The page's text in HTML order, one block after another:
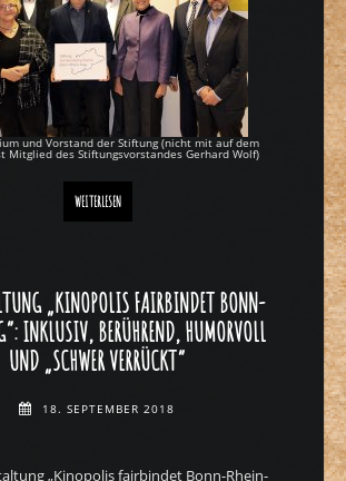
und Vorstand der Stiftung (nicht mit auf dem
Mitglied des Stiftungsvorstandes Gerhard Wolf)
WEITERLESENBONNER VEREIN FÜR GEMEINDENAHE PSYCHIATRIE
„KINOPOLIS FAIRBINDET BONN-
INKLUSIV, BERÜHREND, HUMORVOLL
UND „SCHWER VERRÜCKT“
18. SEPTEMBER 2018
„Kinopolis fairbindet Bonn-Rhein-